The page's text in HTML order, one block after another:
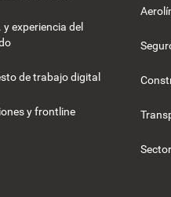
y experiencia del
de trabajo digital
y frontline